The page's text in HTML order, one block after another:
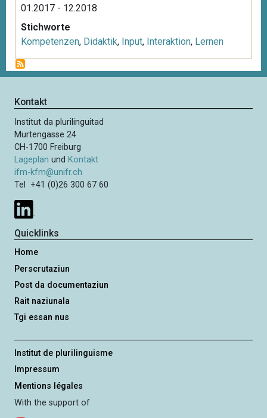
01.2017 - 12.2018
Stichworte
Kompetenzen, Didaktik, Input, Interaktion, Lernen
Kontakt
Institut da plurilinguitad
Murtengasse 24
CH-1700 Freiburg
Lageplan und Kontakt
ifm-kfm@unifr.ch
Tel +41 (0)26 300 67 60
Quicklinks
Home
Perscrutaziun
Post da documentaziun
Rait naziunala
Tgi essan nus
Institut de plurilinguisme
Impressum
Mentions légales
With the support of